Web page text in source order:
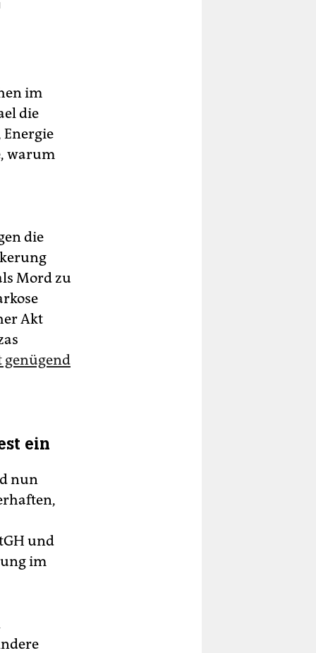
im
die
Energie
warum
die
Mord zu
Akt
genügend
ein
nun
und
im